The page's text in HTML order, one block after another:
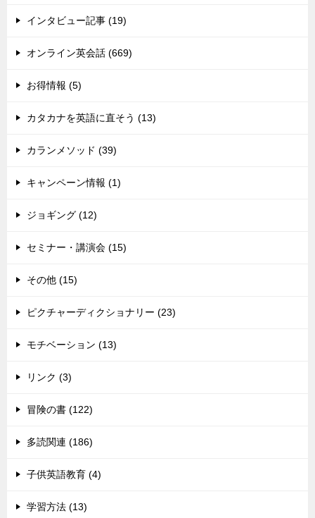
インタビュー記事 (19)
オンライン英会話 (669)
お得情報 (5)
カタカナを英語に直そう (13)
カランメソッド (39)
キャンペーン情報 (1)
ジョギング (12)
セミナー・講演会 (15)
その他 (15)
ピクチャーディクショナリー (23)
モチベーション (13)
リンク (3)
冒険の書 (122)
多読関連 (186)
子供英語教育 (4)
学習方法 (13)